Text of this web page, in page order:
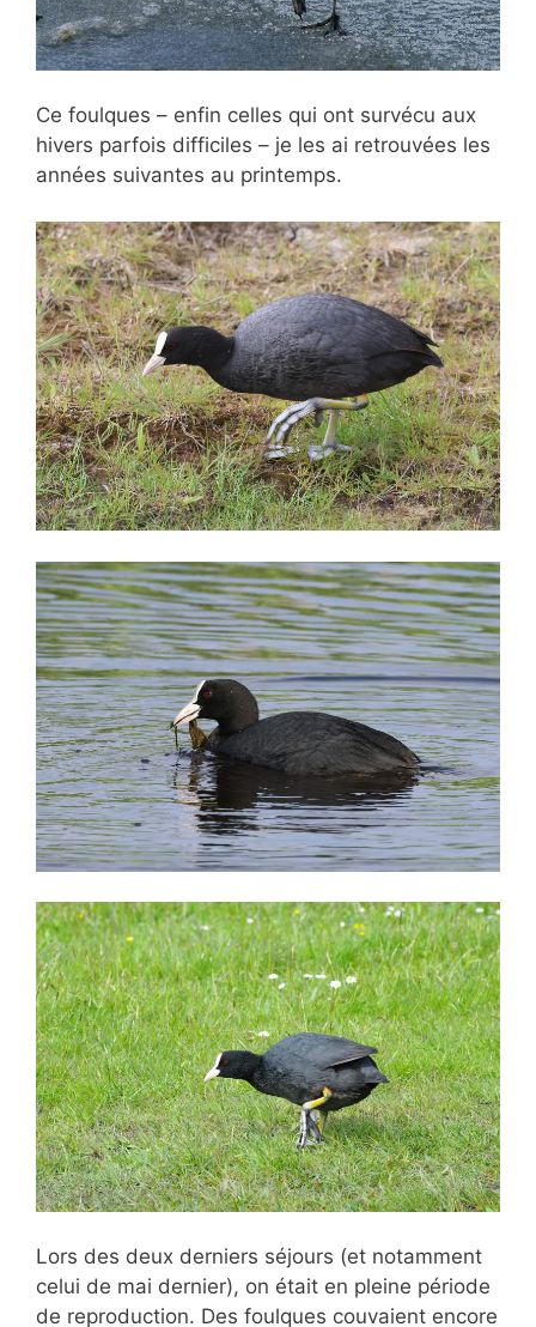
Ce foulques – enfin celles qui ont survécu aux
hivers parfois difficiles – je les ai retrouvées les
années suivantes au printemps.
Lors des deux derniers séjours (et notamment
celui de mai dernier), on était en pleine période
de reproduction. Des foulques couvaient encore